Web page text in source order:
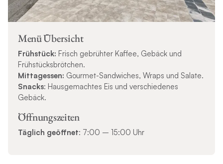
Menü Übersicht
Frühstück: Frisch gebrühter Kaffee, Gebäck und
Frühstücksbrötchen.
Mittagessen: Gourmet-Sandwiches, Wraps und Salate.
Snacks: Hausgemachtes Eis und verschiedenes
Gebäck.
Öffnungszeiten
Täglich geöffnet: 7:00 – 15:00 Uhr